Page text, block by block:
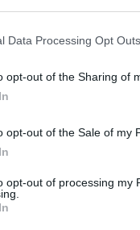
Data Processing Opt Outs
opt-out of the Sharing of
opt-out of the Sale of my
opt-out of processing my